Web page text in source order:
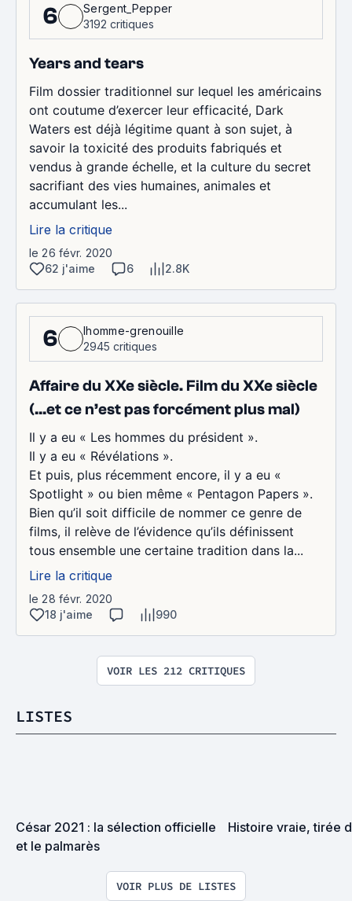
6
Sergent_Pepper
3192 critiques
Years and tears
Film dossier traditionnel sur lequel les américains
ont coutume d’exercer leur efficacité, Dark
Waters est déjà légitime quant à son sujet, à
savoir la toxicité des produits fabriqués et
vendus à grande échelle, et la culture du secret
sacrifiant des vies humaines, animales et
accumulant les...
Lire la critique
le 26 févr. 2020
62 j'aime
6 2.8K
6
lhomme-grenouille
2945 critiques
Affaire du XXe siècle. Film du XXe siècle
(…et ce n’est pas forcément plus mal)
Il y a eu « Les hommes du président ».
Il y a eu « Révélations ».
Et puis, plus récemment encore, il y a eu «
Spotlight » ou bien même « Pentagon Papers ».
Bien qu’il soit difficile de nommer ce genre de
films, il relève de l’évidence qu’ils définissent
tous ensemble une certaine tradition dans la...
Lire la critique
le 28 févr. 2020
18 j'aime
990
VOIR LES 212 CRITIQUES
LISTES
César 2021 : la sélection officielle
et le palmarès
Histoire vraie, tirée
VOIR PLUS DE LISTES